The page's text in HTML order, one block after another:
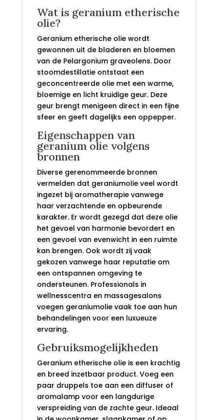
Wat is geranium etherische
olie?
Geranium etherische olie wordt
gewonnen uit de bladeren en bloemen
van de Pelargonium graveolens. Door
stoomdestillatie ontstaat een
geconcentreerde olie met een warme,
bloemige en licht kruidige geur. Deze
geur brengt menigeen direct in een fijne
sfeer en geeft dagelijks een oppepper.
Eigenschappen van
geranium olie volgens
bronnen
Diverse gerenommeerde bronnen
vermelden dat geraniumolie veel wordt
ingezet bij aromatherapie vanwege
haar verzachtende en opbeurende
karakter. Er wordt gezegd dat deze olie
het gevoel van harmonie bevordert en
een gevoel van evenwicht in een ruimte
kan brengen. Ook wordt zij vaak
gekozen vanwege haar reputatie om
een ontspannen omgeving te
ondersteunen. Professionals in
wellnesscentra en massagesalons
voegen geraniumolie vaak toe aan hun
behandelingen voor een luxueuze
ervaring.
Gebruiksmogelijkheden
Geranium etherische olie is een krachtig
en breed inzetbaar product. Voeg een
paar druppels toe aan een diffuser of
aromalamp voor een langdurige
verspreiding van de zachte geur. Ideaal